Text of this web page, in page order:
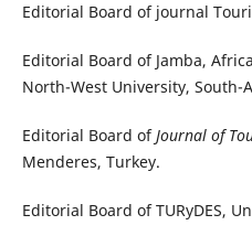
Editorial Board of journal
Editorial Board of Jamba,
North-West University, South-
Editorial Board ofJournal of
Menderes, Turkey.
Editorial Board of TURyDES,